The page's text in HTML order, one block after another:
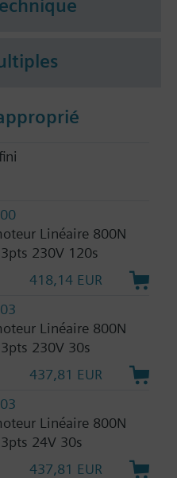
Linéaire 800N
230V 120s
418,14 EUR
Linéaire 800N
230V 30s
437,81 EUR
Linéaire 800N
24V 30s
437,81 EUR